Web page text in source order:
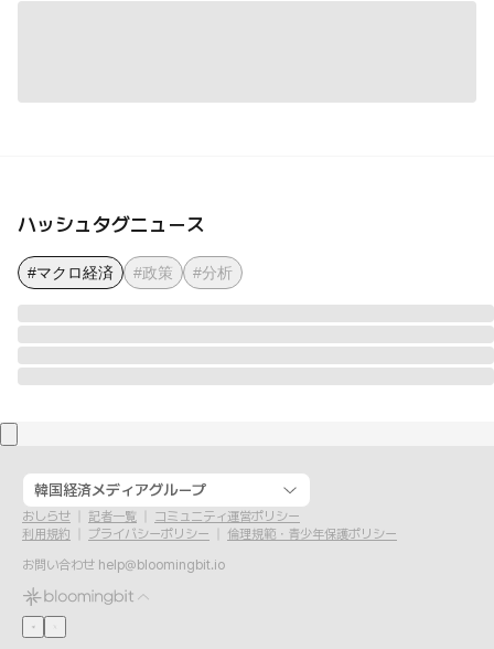
ハッシュタグニュース
#マクロ経済 #政策 #分析
韓国経済メディアグループ
おしらせ 記者一覧
コミュニティ運営ポリシー
利用規約
プライバシーポリシー
倫理規範・青少年保護ポリシー
お問い合わせ help@bloomingbit.io